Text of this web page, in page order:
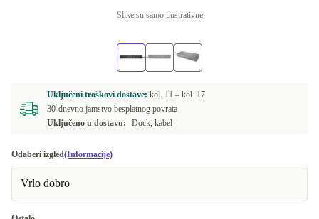
Slike su samo ilustrativne
Uključeni troškovi dostave: kol. 11 – kol. 17
30-dnevno jamstvo besplatnog povrata
Uključeno u dostavu:
Dock, kabel
Odaberi izgled(Informacije)
Vrlo dobro